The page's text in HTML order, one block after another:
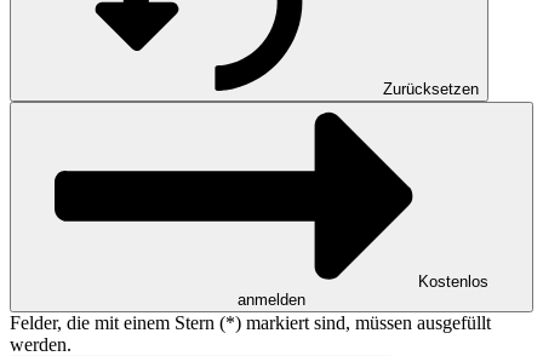
Zurücksetzen
Kostenlos
anmelden
Felder, die mit einem Stern (*) markiert sind, müssen ausgefüllt
werden.